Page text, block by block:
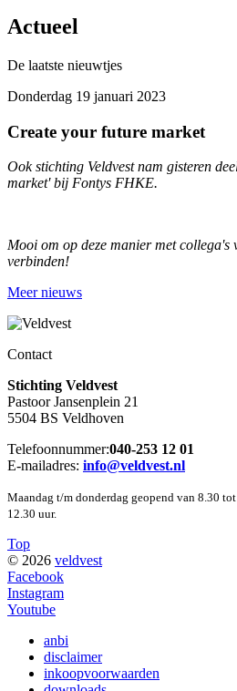
Actueel
De laatste nieuwtjes
Donderdag 19 januari 2023
Create your future market
Ook stichting Veldvest nam gisteren
market' bij Fontys FHKE.
Mooi om op deze manier met collega's
verbinden!
Meer nieuws
Contact
Stichting Veldvest
Pastoor Jansenplein 21
5504 BS Veldhoven
Telefoonnummer:040-253 12 01
E-mailadres: info@veldvest.nl
Maandag t/m donderdag geopend van 8.30
12.30 uur.
Top
© 2026 veldvest
Facebook
Instagram
Youtube
anbi
disclaimer
inkoopvoorwaarden